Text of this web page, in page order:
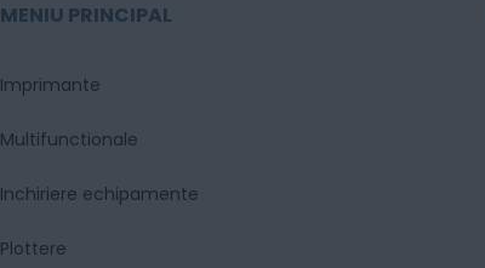
MENIU PRINCIPAL
Imprimante
Multifunctionale
Inchiriere echipamente
Plottere